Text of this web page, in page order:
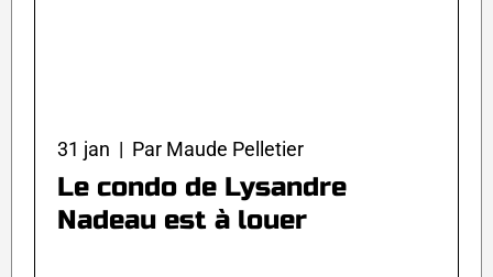
31 jan | Par Maude Pelletier
Le condo de Lysandre
Nadeau est à louer